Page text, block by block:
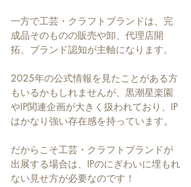
一方で工芸・クラフトブランドは、完
成品そのものの販売や卸、代理店開
拓、ブランド認知が主軸になります。
2025年の公式情報を見たことがある方
もいるかもしれませんが、黒潮星楽園
やIP関連企画が大きく扱われており、IP
はかなり強い存在感を持っています。
だからこそ工芸・クラフトブランドが
出展する場合は、IPのにぎわいに埋もれ
ない見せ方が必要なのです！